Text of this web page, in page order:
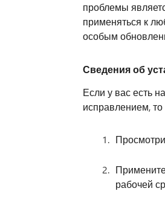
проблемы
применяться к
особым
Сведения об
Если у вас есть
исправлением,
рабочей